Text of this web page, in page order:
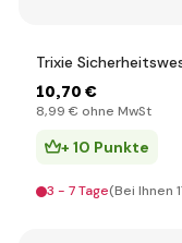
Trixie
10,70 €
8,99 € ohne MwSt
+ 10 Punkte
3 - 7 Tage(Bei Ihnen